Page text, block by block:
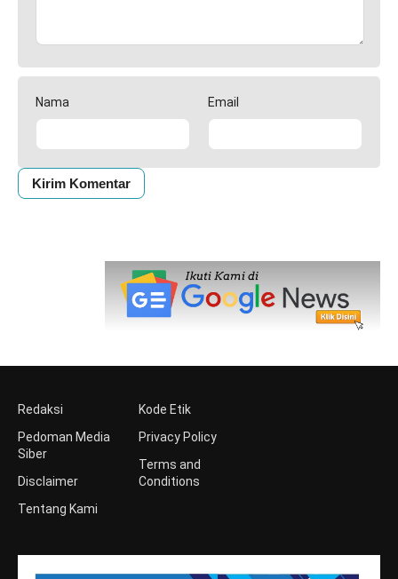
Nama Email
Redaksi
Pedoman Media
Siber
Disclaimer
Tentang Kami
Kode Etik
Privacy Policy
Terms and
Conditions